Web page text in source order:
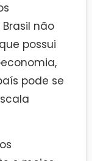
não
possui
pode se